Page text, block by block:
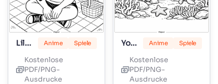
Lily Love Zöpfe Anime Spiele
Kostenlose
PDF/PNG-
Ausdrucke
Yoshi Anime Spiele
Kostenlose
PDF/PNG-
Ausdrucke